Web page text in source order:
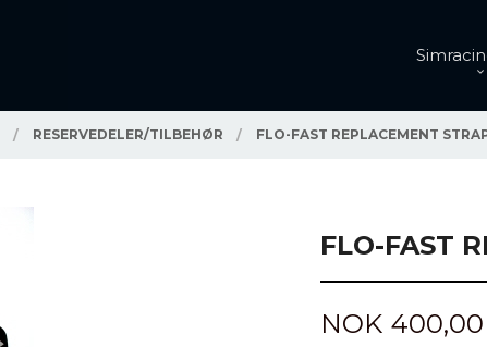
RESERVEDELER/TILBEHØR FLO-FAST REPLACEMENT
FLO-FAST
Pris
NOK 400,00